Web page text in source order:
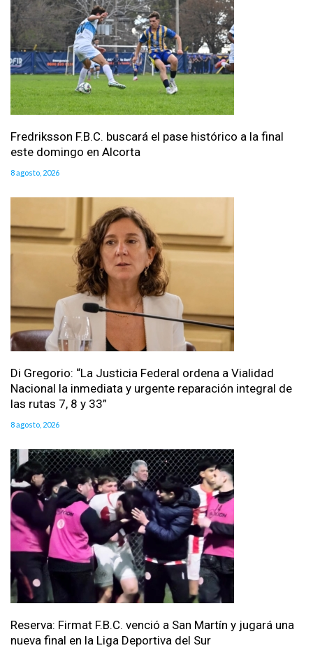
Fredriksson F.B.C. buscará el pase histórico a la final
este domingo en Alcorta
8 agosto, 2026
Di Gregorio: “La Justicia Federal ordena a Vialidad
Nacional la inmediata y urgente reparación integral de
las rutas 7, 8 y 33”
8 agosto, 2026
Reserva: Firmat F.B.C. venció a San Martín y jugará una
nueva final en la Liga Deportiva del Sur